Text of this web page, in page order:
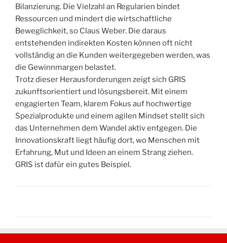
Bilanzierung. Die Vielzahl an Regularien bindet
Ressourcen und mindert die wirtschaftliche
Beweglichkeit, so Claus Weber. Die daraus
entstehenden indirekten Kosten können oft nicht
vollständig an die Kunden weitergegeben werden, was
die Gewinnmargen belastet.
Trotz dieser Herausforderungen zeigt sich GRIS
zukunftsorientiert und lösungsbereit. Mit einem
engagierten Team, klarem Fokus auf hochwertige
Spezialprodukte und einem agilen Mindset stellt sich
das Unternehmen dem Wandel aktiv entgegen. Die
Innovationskraft liegt häufig dort, wo Menschen mit
Erfahrung, Mut und Ideen an einem Strang ziehen.
GRIS ist dafür ein gutes Beispiel.